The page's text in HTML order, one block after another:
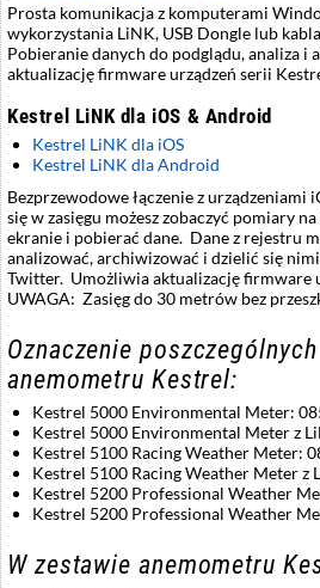
Prosta komunikacja z komputerami
wykorzystania LiNK, USB Dongle lub
Pobieranie danych do podglądu, analiza
aktualizację firmware urządzeń serii
Kestrel LiNK dla iOS & Android
Kestrel LiNK dla iOS
Kestrel LiNK dla Android
Bezprzewodowe łączenie z
się w zasięgu możesz zobaczyć pomiary
ekranie i pobierać dane. Dane z rejestru
analizować, archiwizować i dzielić się
Twitter. Umożliwia aktualizację firmware
UWAGA: Zasięg do 30 metrów bez
Oznaczenie
anemometru Kestrel:
Kestrel 5000 Environmental Meter:
Kestrel 5000 Environmental Meter z
Kestrel 5100 Racing Weather Meter:
Kestrel 5100 Racing Weather Meter z
Kestrel 5200 Professional Weather
Kestrel 5200 Professional Weather
W zestawie anemometru